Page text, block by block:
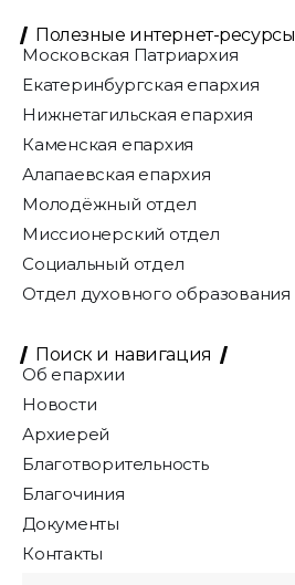
Полезные интернет-ресурсы
Московская Патриархия
Екатеринбургская епархия
Нижнетагильская епархия
Каменская епархия
Алапаевская епархия
Молодёжный отдел
Миссионерский отдел
Социальный отдел
Отдел духовного образования
Поиск и навигация
Об епархии
Новости
Архиерей
Благотворительность
Благочиния
Документы
Контакты